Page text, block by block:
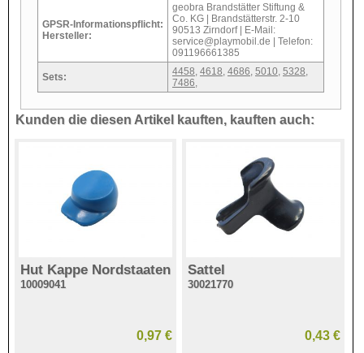
GPSR-Informationspflicht:
Hersteller:
geobra Brandstätter Stiftung &
Co. KG | Brandstätterstr. 2-10
90513 Zirndorf | E-Mail:
service@playmobil.de | Telefon:
091196661385
Sets: 4458 4618 4686 5010 5328
7486
Kunden die diesen Artikel kauften, kauften auch:
Hut Kappe Nordstaaten
10009041
0,97 €
Sattel
30021770
0,43 €